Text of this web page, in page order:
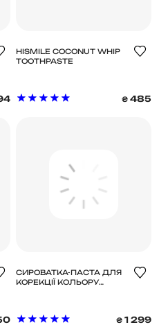
HISMILE COCONUT WHIP
TOOTHPASTE
₴ 485
СИРОВАТКА-ПАСТА ДЛЯ
КОРЕКЦІЇ КОЛЬОРУ
₴ 1 299